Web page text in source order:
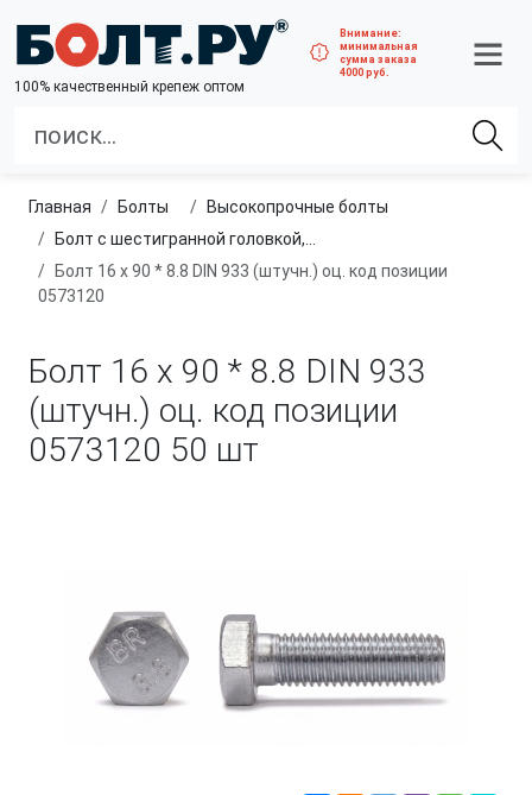
100% качественный крепеж оптом
Внимание:
минимальная
сумма заказа
4000 руб.
Главная болты
высокопрочные болты
Болт с шестигранной головкой, полная резьба, класс прочности 8.8
Болт 16 х 90 * 8.8 DIN 933 (штучн.) оц. код позиции
0573120
Болт 16 х 90 * 8.8 DIN 933
(штучн.) оц. код позиции
0573120 50 шт